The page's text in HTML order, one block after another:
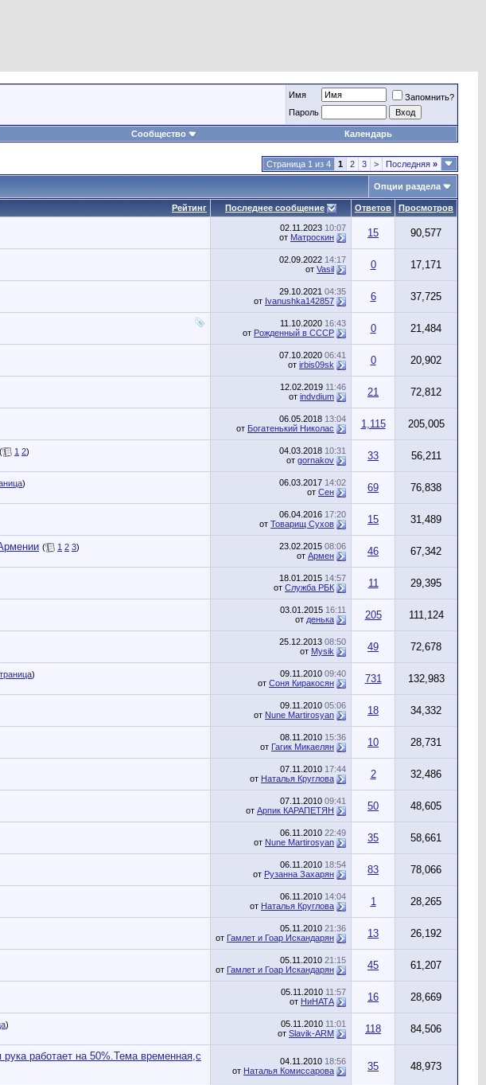
Имя
Запомнить?
Пароль
Сообщество Календарь
Страница 1 из 4 1 2 3 > Последняя »
Опции раздела
Рейтинг Последнее сообщение Ответов Просмотров
02.11.2023 10:07
от Матроскин 15 90,577
02.09.2022 14:17
от Vasil 0 17,171
29.10.2021 04:35
от Ivanushka142857 6 37,725
11.10.2020 16:43
от Рожденный в СССР 0 21,484
07.10.2020 06:41
от irbis09sk 0 20,902
12.02.2019 11:46
от indvdium 21 72,812
06.05.2018 13:04
от Богатенький Николас 1,115 205,005
( 1 2)
04.03.2018 10:31
от gornakov 33 56,211
)
06.03.2017 14:02
от Сен 69 76,838
06.04.2016 17:20
от Товарищ Сухов 15 31,489
( 1 2 3)
23.02.2015 08:06
от Армен 46 67,342
18.01.2015 14:57
от Служба РБК 11 29,395
03.01.2015 16:11
от денька 205 111,124
25.12.2013 08:50
от Mysik 49 72,678
)
09.11.2010 09:40
от Соня Киракосян 731 132,983
09.11.2010 05:06
от Nune Martirosyan 18 34,332
08.11.2010 15:36
от Гагик Микаелян 10 28,731
07.11.2010 17:44
от Наталья Круглова 2 32,486
07.11.2010 09:41
от Арпик КАРАПЕТЯН 50 48,605
06.11.2010 22:49
от Nune Martirosyan 35 58,661
06.11.2010 18:54
от Рузанна Захарян 83 78,066
06.11.2010 14:04
от Наталья Круглова 1 28,265
05.11.2010 21:36
от Гамлет и Гоар Искандарян 13 26,192
05.11.2010 21:15
от Гамлет и Гоар Искандарян 45 61,207
05.11.2010 11:57
от НиНАТА 16 28,669
)
05.11.2010 11:01
от Slavik-ARM 118 84,506
работает на 50%.Тема временная,с
04.11.2010 18:56
от Наталья Комиссарова 35 48,973